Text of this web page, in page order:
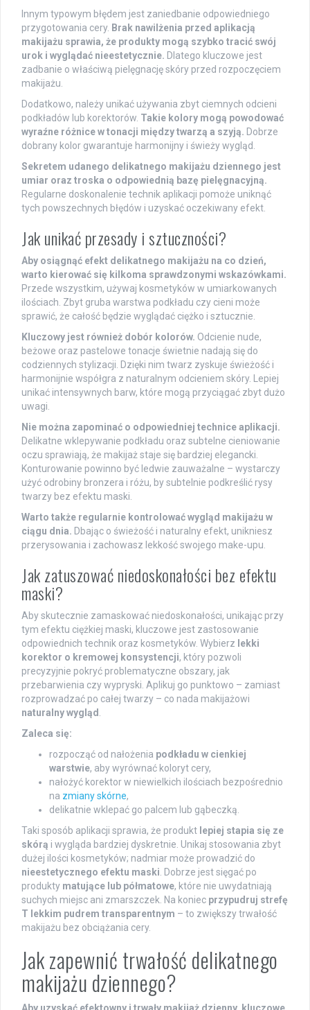
Innym typowym błędem jest zaniedbanie odpowiedniego
przygotowania cery. Brak nawilżenia przed aplikacją
makijażu sprawia, że produkty mogą szybko tracić swój
urok i wyglądać nieestetycznie. Dlatego kluczowe jest
zadbanie o właściwą pielęgnację skóry przed rozpoczęciem
makijażu.
Dodatkowo, należy unikać używania zbyt ciemnych odcieni
podkładów lub korektorów. Takie kolory mogą powodować
wyraźne różnice w tonacji między twarzą a szyją. Dobrze
dobrany kolor gwarantuje harmonijny i świeży wygląd.
Sekretem udanego delikatnego makijażu dziennego jest
umiar oraz troska o odpowiednią bazę pielęgnacyjną.
Regularne doskonalenie technik aplikacji pomoże uniknąć
tych powszechnych błędów i uzyskać oczekiwany efekt.
Jak unikać przesady i sztuczności?
Aby osiągnąć efekt delikatnego makijażu na co dzień,
warto kierować się kilkoma sprawdzonymi wskazówkami.
Przede wszystkim, używaj kosmetyków w umiarkowanych
ilościach. Zbyt gruba warstwa podkładu czy cieni może
sprawić, że całość będzie wyglądać ciężko i sztucznie.
Kluczowy jest również dobór kolorów. Odcienie nude,
beżowe oraz pastelowe tonacje świetnie nadają się do
codziennych stylizacji. Dzięki nim twarz zyskuje świeżość i
harmonijnie współgra z naturalnym odcieniem skóry. Lepiej
unikać intensywnych barw, które mogą przyciągać zbyt dużo
uwagi.
Nie można zapominać o odpowiedniej technice aplikacji.
Delikatne wklepywanie podkładu oraz subtelne cieniowanie
oczu sprawiają, że makijaż staje się bardziej elegancki.
Konturowanie powinno być ledwie zauważalne – wystarczy
użyć odrobiny bronzera i różu, by subtelnie podkreślić rysy
twarzy bez efektu maski.
Warto także regularnie kontrolować wygląd makijażu w
ciągu dnia. Dbając o świeżość i naturalny efekt, unikniesz
przerysowania i zachowasz lekkość swojego make-upu.
Jak zatuszować niedoskonałości bez efektu
maski?
Aby skutecznie zamaskować niedoskonałości, unikając przy
tym efektu ciężkiej maski, kluczowe jest zastosowanie
odpowiednich technik oraz kosmetyków. Wybierz lekki
korektor o kremowej konsystencji, który pozwoli
precyzyjnie pokryć problematyczne obszary, jak
przebarwienia czy wypryski. Aplikuj go punktowo – zamiast
rozprowadzać po całej twarzy – co nada makijażowi
naturalny wygląd
Zaleca się:
rozpocząć od nałożenia podkładu w cienkiej
warstwie, aby wyrównać koloryt cery,
nałożyć korektor w niewielkich ilościach bezpośrednio
na zmiany skórne,
delikatnie wklepać go palcem lub gąbeczką.
Taki sposób aplikacji sprawia, że produkt lepiej stapia się ze
skórą i wygląda bardziej dyskretnie. Unikaj stosowania zbyt
dużej ilości kosmetyków; nadmiar może prowadzić do
nieestetycznego efektu maski . Dobrze jest sięgać po
produkty matujące lub półmatowe, które nie uwydatniają
suchych miejsc ani zmarszczek. Na koniec przypudruj strefę
T lekkim pudrem transparentnym – to zwiększy trwałość
makijażu bez obciążania cery.
Jak zapewnić trwałość delikatnego
makijażu dziennego?